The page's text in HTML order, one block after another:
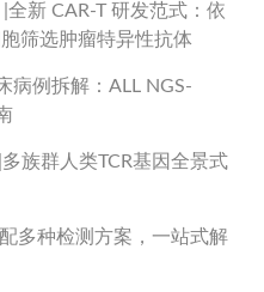
全新 CAR-T 研发范式：依
筛选肿瘤特异性抗体
病例拆解：ALL NGS-
族群人类TCR基因全景式
多种检测方案，一站式解